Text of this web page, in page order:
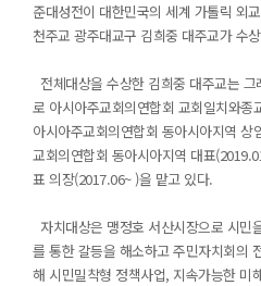
준대성전이 대한민국의 세계 가톨릭 외
천주교 광주대교구 김희중 대주교가 수
전체대상을 수상한 김희중 대주교는
로 아시아주교회의연합회 교회일치와
아시아주교회의연합회 동아시아지역
교회의연합회 동아시아지역 대표
표 의장(2017.06~ )을 맡고 있다.
자치대상은 맹정호 서산시장으로 시민
를 통한 갈등을 해소하고 주민자치회의
해 시민밀착형 정책사업, 지속가능한 미